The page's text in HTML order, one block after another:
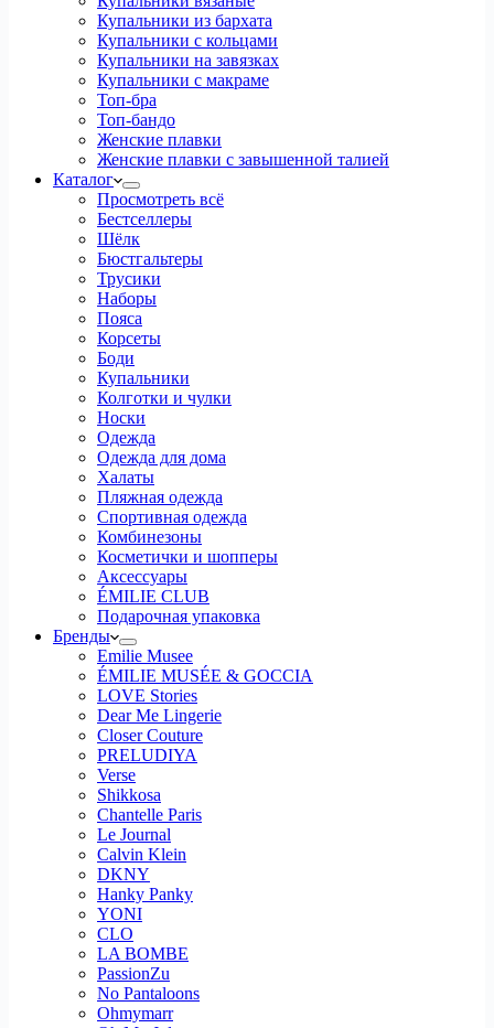
Купальники из бархата
Купальники с кольцами
Купальники на завязках
Купальники с макраме
Топ-бра
Топ-бандо
Женские плавки
Женские плавки с завышенной талией
Каталог
Просмотреть всё
Бестселлеры
Шёлк
Бюстгальтеры
Трусики
Наборы
Пояса
Корсеты
Боди
Купальники
Колготки и чулки
Носки
Одежда
Одежда для дома
Халаты
Пляжная одежда
Спортивная одежда
Комбинезоны
Косметички и шопперы
Аксессуары
ÉMILIE CLUB
Подарочная упаковка
Бренды
Emilie Musee
ÉMILIE MUSÉE & GOCCIA
LOVE Stories
Dear Me Lingerie
Closer Couture
PRELUDIYA
Verse
Shikkosa
Chantelle Paris
Le Journal
Calvin Klein
DKNY
Hanky Panky
YONI
CLO
LA BOMBE
PassionZu
No Pantaloons
Ohmymarr